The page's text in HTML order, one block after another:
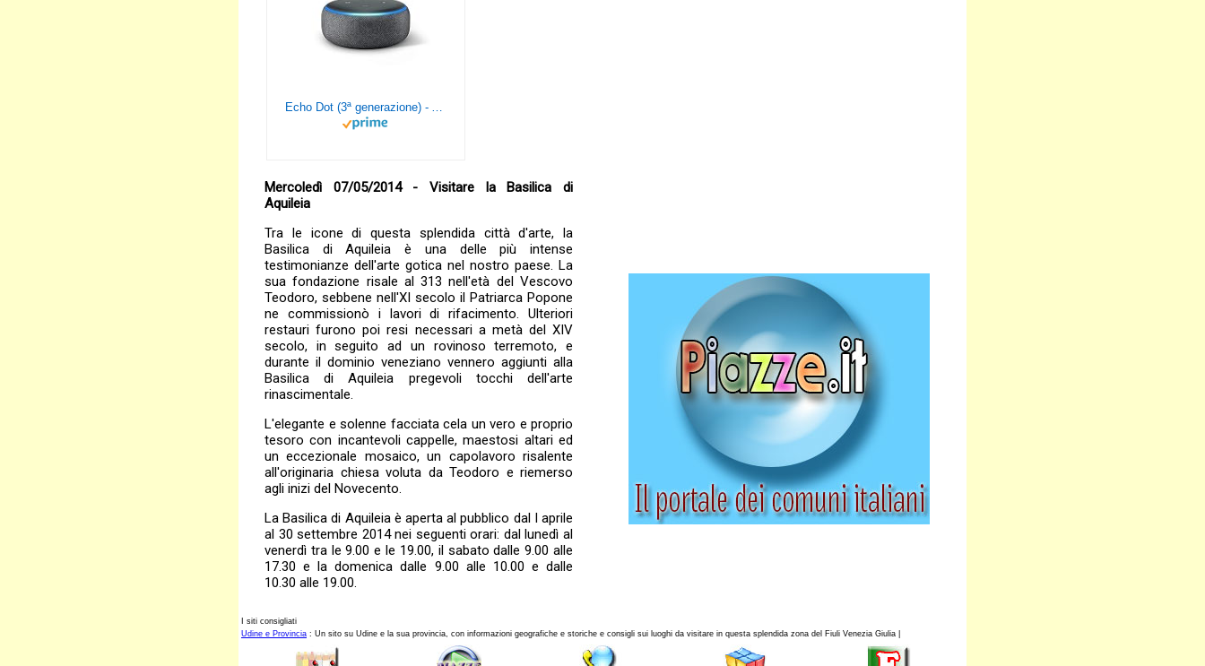
Echo Dot (3ª generazione) - Altoparlante intelligente con integrazione Alexa - Tessuto antracite
Mercoledì 07/05/2014 - Visitare la Basilica di
Aquileia
Tra le icone di questa splendida città d'arte, la
Basilica di Aquileia è una delle più intense
testimonianze dell'arte gotica nel nostro paese. La
sua fondazione risale al 313 nell'età del Vescovo
Teodoro, sebbene nell'XI secolo il Patriarca Popone
ne commissionò i lavori di rifacimento. Ulteriori
restauri furono poi resi necessari a metà del XIV
secolo, in seguito ad un rovinoso terremoto, e
durante il dominio veneziano vennero aggiunti alla
Basilica di Aquileia pregevoli tocchi dell'arte
rinascimentale.
L'elegante e solenne facciata cela un vero e proprio
tesoro con incantevoli cappelle, maestosi altari ed
un eccezionale mosaico, un capolavoro risalente
all'originaria chiesa voluta da Teodoro e riemerso
agli inizi del Novecento.
La Basilica di Aquileia è aperta al pubblico dal I aprile
al 30 settembre 2014 nei seguenti orari: dal lunedì al
venerdì tra le 9.00 e le 19.00, il sabato dalle 9.00 alle
17.30 e la domenica dalle 9.00 alle 10.00 e dalle
10.30 alle 19.00.
I siti consigliati
Udine e Provincia : Un sito su Udine e la sua provincia, con informazioni geografiche e storiche e consigli sui luoghi da visitare in questa splendida zona del Fiuli Venezia Giulia |